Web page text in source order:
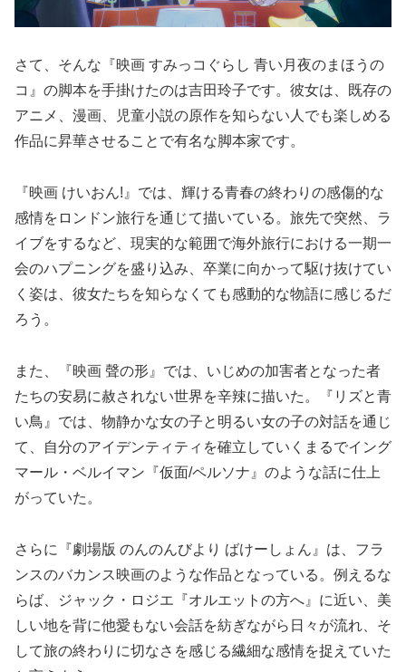
さて、そんな『映画 すみっコぐらし 青い月夜のまほうの
コ』の脚本を手掛けたのは吉田玲子です。彼女は、既存の
アニメ、漫画、児童小説の原作を知らない人でも楽しめる
作品に昇華させることで有名な脚本家です。
『映画 けいおん!』では、輝ける青春の終わりの感傷的な
感情をロンドン旅行を通じて描いている。旅先で突然、ラ
イブをするなど、現実的な範囲で海外旅行における一期一
会のハプニングを盛り込み、卒業に向かって駆け抜けてい
く姿は、彼女たちを知らなくても感動的な物語に感じるだ
ろう。
また、『映画 聲の形』では、いじめの加害者となった者
たちの安易に赦されない世界を辛辣に描いた。『リズと青
い鳥』では、物静かな女の子と明るい女の子の対話を通じ
て、自分のアイデンティティを確立していくまるでイング
マール・ベルイマン『仮面/ペルソナ』のような話に仕上
がっていた。
さらに『劇場版 のんのんびより ばけーしょん』は、フラ
ンスのバカンス映画のような作品となっている。例えるな
らば、ジャック・ロジエ『オルエットの方へ』に近い、美
しい地を背に他愛もない会話を紡ぎながら日々が流れ、そ
して旅の終わりに切なさを感じる繊細な感情を捉えていた